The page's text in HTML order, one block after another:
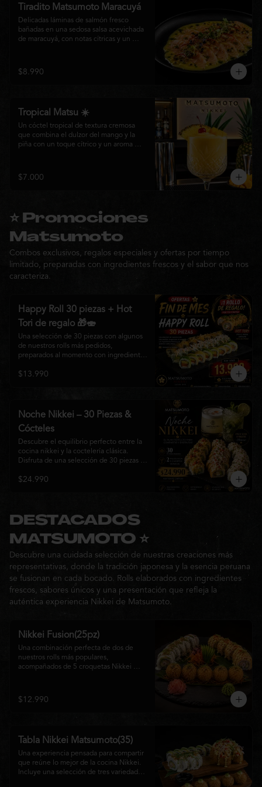
Tiradito Matsumoto Maracuyá
Delicadas láminas de salmón fresco
bañadas en una sedosa salsa acevichada
de maracuyá, con notas cítricas y un
de ají rojo, aceite de cilantro, brotes
frescos y pimienta recién molida. Un
$8.990
Tropical Matsu ☀️
Un cóctel tropical de textura cremosa
que combina el dulzor del mango y la
piña con un toque cítrico y un aroma
nikkei de Matsumoto.
$7.000
⭐ Promociones
Matsumoto
Combos exclusivos, regalos especiales y ofertas por tiempo
limitado, preparadas con ingredientes frescos y el sabor que nos
caracteriza.
Happy Roll 30 piezas + Hot
Tori de regalo 🎁🍣
Una selección de 30 piezas con algunos
de nuestros rolls más pedidos,
preparados al momento con ingredientes
Matsumoto Nikkei. Una promoción
Incluye un Hot Tori de regalo (10 piezas):
crema y cebollín, frito en panko hasta
obtener un dorado perfecto y una
textura irresistible.
$13.990
Noche Nikkei – 30 Piezas &
Cócteles
Descubre el equilibrio perfecto entre la
cocina nikkei y la coctelería clásica.
Disfruta de una selección de 30 piezas
frescos, acompañadas de 2 Pisco Sour o
a Matsumoto Nikkei.
Ideal para: una cita, una salida con
amigos o una noche especial llena de
sabor y buena compañía.
$24.990
DESTACADOS
MATSUMOTO ⭐
Descubre una cuidada selección de nuestras creaciones más
representativas, donde la tradición japonesa y la esencia peruana
se fusionan en cada bocado. Rolls elaborados con ingredientes
frescos, sabores únicos y una presentación que refleja la
auténtica experiencia Nikkei de Matsumoto.
Nikkei Fusion(25pz)
Una combinación perfecta de dos de
nuestros rolls más populares,
acompañados de 5 croquetas Nikkei
cremosa salsa de la casa. Una tabla que
reúne diferentes texturas y sabores, ideal
$12.990
Tabla Nikkei Matsumoto(35)
Una experiencia pensada para compartir
que reúne lo mejor de la cocina Nikkei.
Incluye una selección de tres variedades